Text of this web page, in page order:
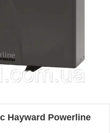
Hayward Powerline